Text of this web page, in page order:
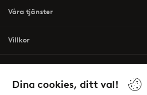
Dina cookies, ditt val!
Våra tjänster
Villkor